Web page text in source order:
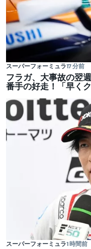
スーパーフォーミュラ17 分前
フラガ、大事故の翌
番手の好走！「早く
スーパーフォーミュラ1 時間前